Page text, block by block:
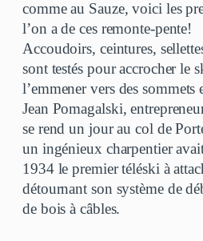
comme au Sauze, voici les
l’on a de ces remonte-pente!
Accoudoirs, ceintures,
sont testés pour accrocher le
l’emmener vers des
Jean Pomagalski,
se rend un jour au col de
un ingénieux charpentier
1934 le premier téléski à
détournant son système de
de bois à câbles.